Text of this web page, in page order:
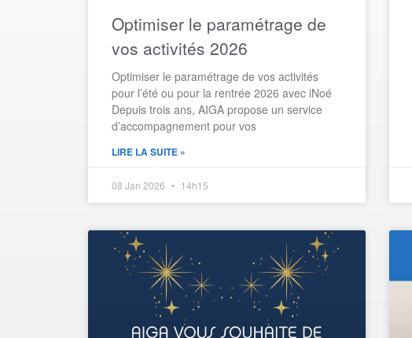
Optimiser le paramétrage de
vos activités 2026
Optimiser le paramétrage de vos activités
pour l’été ou pour la rentrée 2026 avec iNoé
Depuis trois ans, AIGA propose un service
d’accompagnement pour vos
LIRE LA SUITE »
08 Jan 2026 14h15